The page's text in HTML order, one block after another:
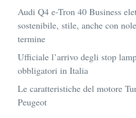
Audi Q4 e-Tron 40 Business
sostenibile, stile, anche con
termine
Ufficiale l’arrivo degli stop
obbligatori in Italia
Le caratteristiche del motore
Peugeot